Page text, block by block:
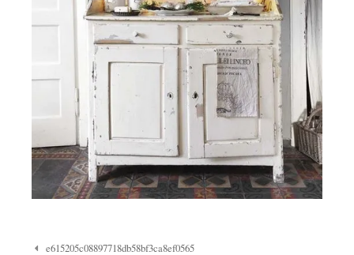
Navigazione
e615205c08897718db58bf3ca8ef0565